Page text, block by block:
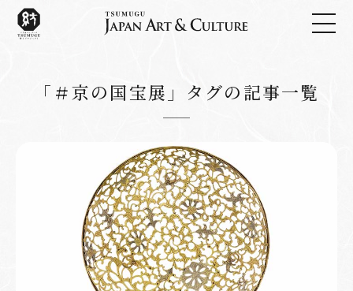
「＃京の国宝展」タグの記事一覧